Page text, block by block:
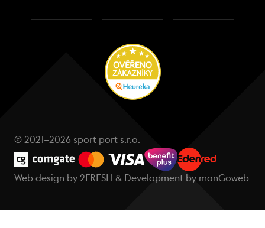
© 2021–2026 sport port s.r.o.
Web design by 2FRESH & Development by manGoweb